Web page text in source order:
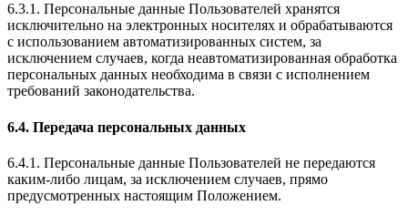
6.3.1. Персональные данные Пользователей хранятся
исключительно на электронных носителях и обрабатываются
с использованием автоматизированных систем, за
исключением случаев, когда неавтоматизированная обработка
персональных данных необходима в связи с исполнением
требований законодательства.
6.4. Передача персональных данных
6.4.1. Персональные данные Пользователей не передаются
каким-либо лицам, за исключением случаев, прямо
предусмотренных настоящим Положением.